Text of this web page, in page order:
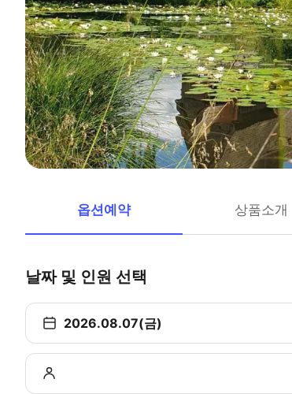
옵션예약 상품소개
날짜 및 인원 선택
2026.08.07(금)